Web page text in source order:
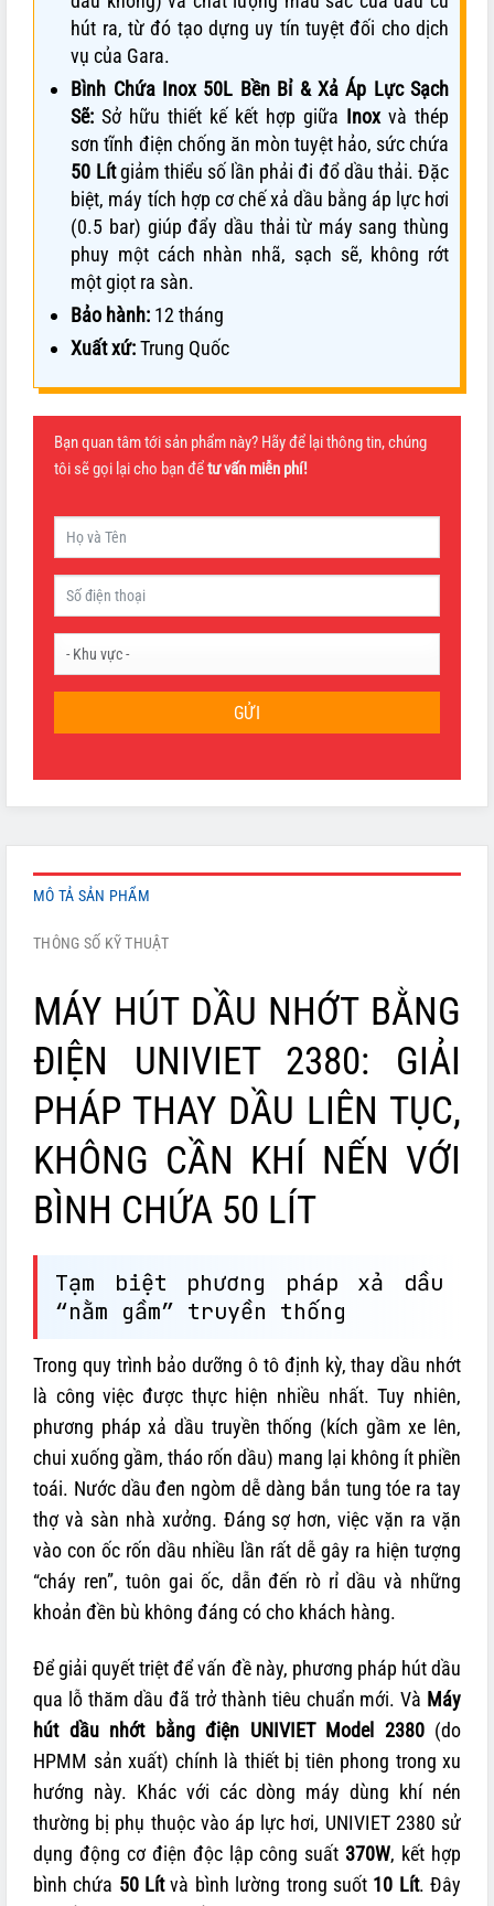
hút ra, từ đó tạo dựng uy tín tuyệt đối cho dịch
vụ của Gara.
Bình Chứa Inox 50L Bền Bỉ & Xả Áp Lực Sạch
Sẽ: Sở hữu thiết kế kết hợp giữa Inoxvà thép
sơn tĩnh điện chống ăn mòn tuyệt hảo, sức chứa
50 Lítgiảm thiểu số lần phải đi đổ dầu thải. Đặc
biệt, máy tích hợp cơ chế xả dầu bằng áp lực hơi
(0.5 bar) giúp đẩy dầu thải từ máy sang thùng
phuy một cách nhàn nhã, sạch sẽ, không rớt
một giọt ra sàn.
Bảo hành: 12 tháng
Xuất xứ:Trung Quốc
Bạn quan tâm tới sản phẩm này? Hãy để lại thông tin, chúng
tôi sẽ gọi lại cho bạn đểtư vấn miễn phí!
GỬI
MÔ TẢ SẢN PHẨM
THÔNG SỐ KỸ THUẬT
MÁY HÚT DẦU NHỚT BẰNG
ĐIỆN UNIVIET 2380: GIẢI
PHÁP THAY DẦU LIÊN TỤC,
KHÔNG CẦN KHÍ NẾN VỚI
BÌNH CHỨA 50 LÍT
Tạm biệt phương pháp xả dầu
“nằm gầm” truyền thống
Trong quy trình bảo dưỡng ô tô định kỳ, thay dầu nhớt
là công việc được thực hiện nhiều nhất. Tuy nhiên,
phương pháp xả dầu truyền thống (kích gầm xe lên,
chui xuống gầm, tháo rốn dầu) mang lại không ít phiền
toái. Nước dầu đen ngòm dễ dàng bắn tung tóe ra tay
thợ và sàn nhà xưởng. Đáng sợ hơn, việc vặn ra vặn
vào con ốc rốn dầu nhiều lần rất dễ gây ra hiện tượng
“cháy ren”, tuôn gai ốc, dẫn đến rò rỉ dầu và những
khoản đền bù không đáng có cho khách hàng.
Để giải quyết triệt để vấn đề này, phương pháp hút dầu
qua lỗ thăm dầu đã trở thành tiêu chuẩn mới. Và Máy
hút dầu nhớt bằng điện UNIVIET Model 2380(do
HPMM sản xuất) chính là thiết bị tiên phong trong xu
hướng này. Khác với các dòng máy dùng khí nén
thường bị phụ thuộc vào áp lực hơi, UNIVIET 2380 sử
dụng động cơ điện độc lập công suất 370W, kết hợp
bình chứa 50 Lítvà bình lường trong suốt 10 Lít. Đây